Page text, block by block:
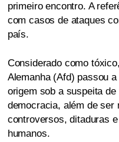
primeiro encontro. A
com casos de ataques
país.
Considerado como
Alemanha (Afd) passou
origem sob a suspeita
democracia, além de ser
controversos, ditaduras
humanos.